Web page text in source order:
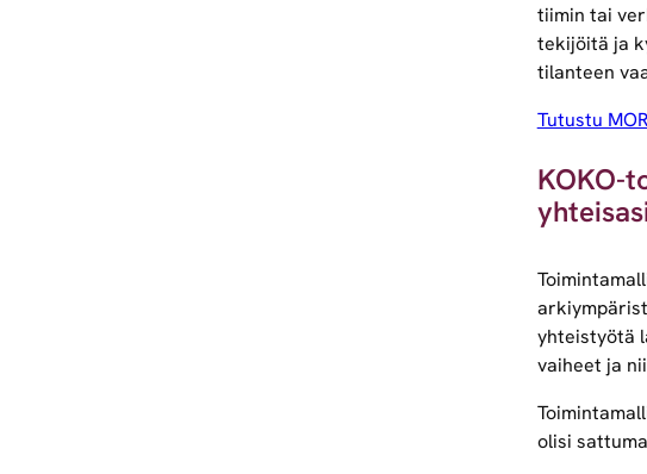
tiimin tai
tekijöitä ja
tilanteen
Tutustu
KOKO-
yhteistyötä
vaiheet ja
olisi